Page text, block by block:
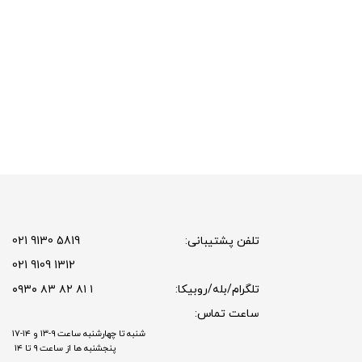
تلفن پشتیبانی:
5819 9130 021
1312 9109 021
تلگرام/بله/روبیکا:
۱ ۸۱ ۸۲ ۸۳ ۰۹۳۰
ساعت تماس:
شنبه تا چهارشنبه ساعت ۹-۱۳ و ۱۴-۱۷
پنجشنبه ها از ساعت ۹ تا ۱۴